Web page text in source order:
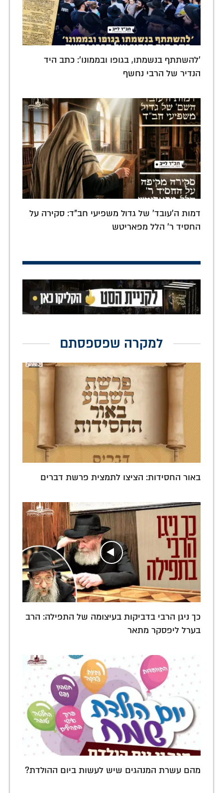
'להשתתף בנשמתו, בגופו ובממונו': כתב היד
הנדיר של הרבי נחשף
דמות ה'עובד' של גדול משפיעי חב"ד: סקירה על
החסיד ר' הלל מפאריטש
למקרה שפספסתם
באור החסידות: הציצו לתמצית פרשת דברים
כך ניגן הרבי בדביקות בעיצומה של התפילה: הרב
בערל ליפסקר מתאר
מהם עשרת המנהגים שיש לעשות ביום ההולדת?